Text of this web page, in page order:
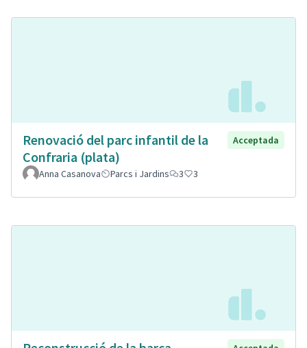
Renovació del parc infantil de la
Confraria (plata)
Acceptada
Anna Casanova Parcs i Jardins 3 3